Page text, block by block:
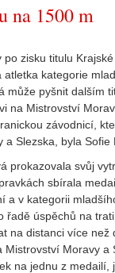
na 1500 m
po zisku titulu
atletka kategorie
může pyšnit dalším
na Mistrovství
závodnicí,
Slezska, byla Sofie
prokazovala svůj
sbírala
a v kategorii
řadě úspěchů na
na distanci více než
Mistrovství Moravy a
na jednu z medailí,